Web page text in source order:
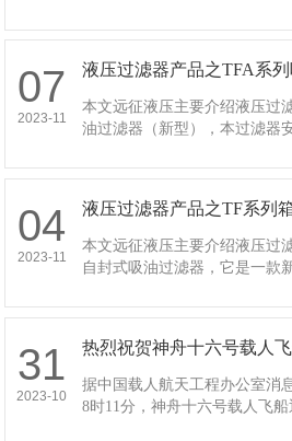
吸油过滤器结构简单，通油能
07
2023-11
液压过滤器产品之TFA系
点…
本文远征液压主要介绍液压过
油过滤器（新型），本过滤器
压系统污染,提高液压系统清
04
2023-11
液压过滤器产品之TF系列
型结构代替LXZ系列)…
本文远征液压主要介绍液压过
自封式吸油过滤器，它是一款
安装在油泵的吸油口处，用于
31
2023-10
热烈祝贺神舟十六号载人
据中国载人航天工程办公室消
8时11分，神舟十六号载人飞